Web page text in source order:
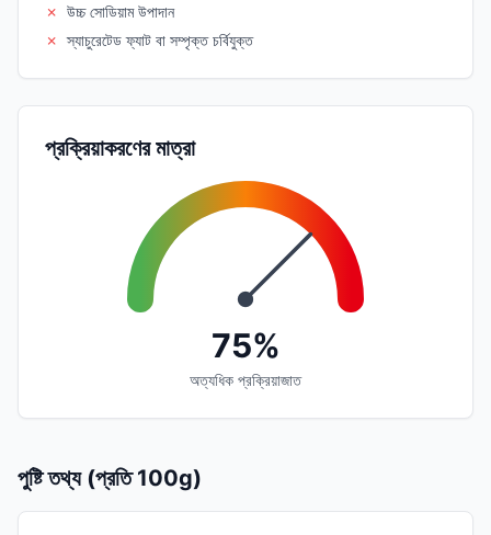
✗ উচ্চ সোডিয়াম উপাদান
✗ স্যাচুরেটেড ফ্যাট বা সম্পৃক্ত চর্বিযুক্ত
প্রক্রিয়াকরণের মাত্রা
75%
অত্যধিক প্রক্রিয়াজাত
পুষ্টি তথ্য (প্রতি 100g)